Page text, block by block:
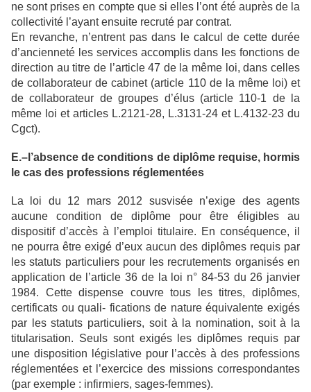
ne sont prises en compte que si elles l’ont été auprès de la
collectivité l’ayant ensuite recruté par contrat.
En revanche, n’entrent pas dans le calcul de cette durée
d’ancienneté les services accomplis dans les fonctions de
direction au titre de l’article 47 de la même loi, dans celles
de collaborateur de cabinet (article 110 de la même loi) et
de collaborateur de groupes d’élus (article 110-1 de la
même loi et articles L.2121-28, L.3131-24 et L.4132-23 du
Cgct).
E.–l’absence de conditions de diplôme requise, hormis
le cas des professions réglementées
La loi du 12 mars 2012 susvisée n’exige des agents
aucune condition de diplôme pour être éligibles au
dispositif d’accès à l’emploi titulaire. En conséquence, il
ne pourra être exigé d’eux aucun des diplômes requis par
les statuts particuliers pour les recrutements organisés en
application de l’article 36 de la loi n° 84-53 du 26 janvier
1984. Cette dispense couvre tous les titres, diplômes,
certificats ou quali- fications de nature équivalente exigés
par les statuts particuliers, soit à la nomination, soit à la
titularisation. Seuls sont exigés les diplômes requis par
une disposition législative pour l’accès à des professions
réglementées et l’exercice des missions correspondantes
(par exemple : infirmiers, sages-femmes).